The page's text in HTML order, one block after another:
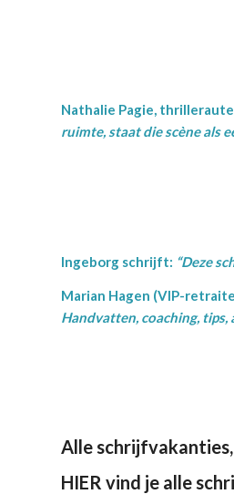
Nathalie Pagie,
ruimte, staat die scène als
Ingeborg schrijft: “Deze
Marian Hagen (VIP-
Handvatten, coaching, tips,
Alle
HIER vind je alle